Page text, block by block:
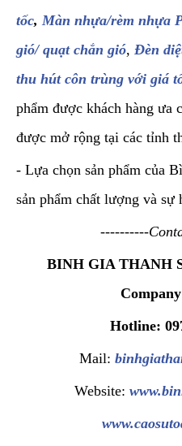
tốc, Màn nhựa/rèm nhựa
gió/ quạt chắn gió, Đèn
thu hút côn trùng với giá
phẩm được khách hàng ưa
được mở rộng tại các tỉnh
- Lựa chọn sản phẩm của
sản phẩm chất lượng và sự
----------
BINH GIA THANH
Hotline:
Mail:
Website: